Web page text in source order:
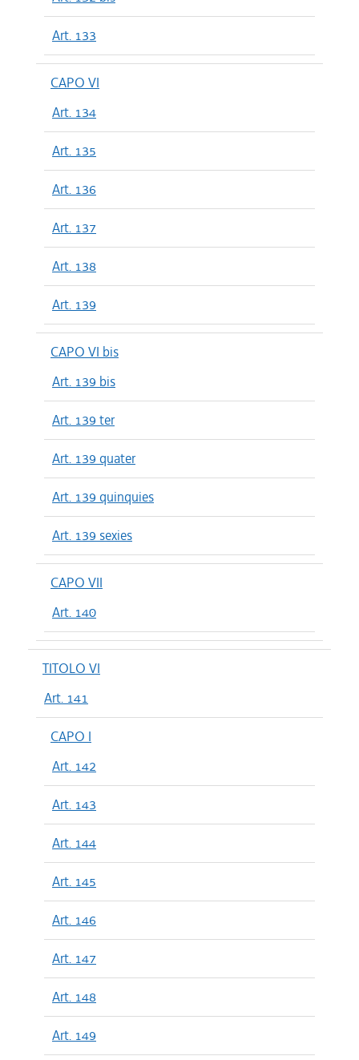
Art. 133
CAPO VI
Art. 134
Art. 135
Art. 136
Art. 137
Art. 138
Art. 139
CAPO VI bis
Art. 139 bis
Art. 139 ter
Art. 139 quater
Art. 139 quinquies
Art. 139 sexies
CAPO VII
Art. 140
TITOLO VI
Art. 141
CAPO I
Art. 142
Art. 143
Art. 144
Art. 145
Art. 146
Art. 147
Art. 148
Art. 149